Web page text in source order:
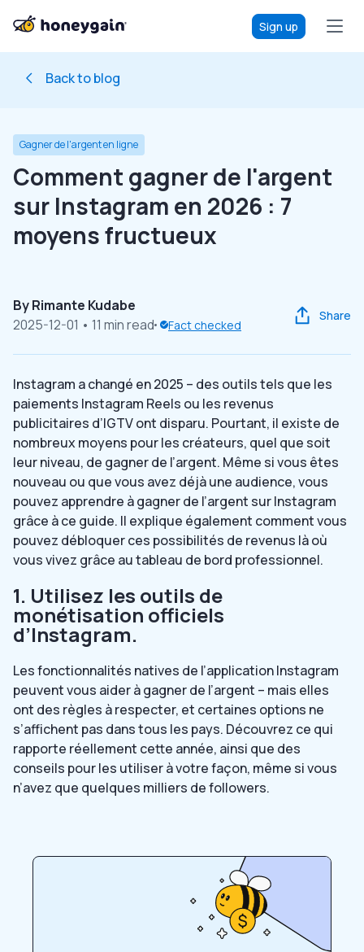
Sign up
Back to blog
Gagner de l'argent en ligne
Comment gagner de l'argent
sur Instagram en 2026 : 7
moyens fructueux
ByRimante Kudabe
2025-12-01 • 11 min read Fact checked
Share
Instagram a changé en 2025 – des outils tels que les
paiements Instagram Reels ou les revenus
publicitaires d’IGTV ont disparu. Pourtant, il existe de
nombreux moyens pour les créateurs, quel que soit
leur niveau, de gagner de l’argent. Même si vous êtes
nouveau ou que vous avez déjà une audience, vous
pouvez apprendre à gagner de l’argent sur Instagram
grâce à ce guide. Il explique également comment vous
pouvez débloquer ces possibilités de revenus là où
vous vivez grâce au tableau de bord professionnel.
1. Utilisez les outils de
monétisation officiels
d’Instagram.
Les fonctionnalités natives de l’application Instagram
peuvent vous aider à gagner de l’argent – mais elles
ont des règles à respecter, et certaines options ne
s’affichent pas dans tous les pays. Découvrez ce qui
rapporte réellement cette année, ainsi que des
conseils pour les utiliser à votre façon, même si vous
n’avez que quelques milliers de followers.